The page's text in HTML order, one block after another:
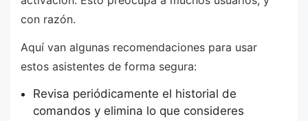
con razón.
Aquí van algunas recomendaciones para usar
estos asistentes de forma segura:
Revisa periódicamente el historial de
comandos y elimina lo que consideres